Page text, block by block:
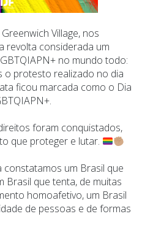
Village, nos
revolta considerada um
no mundo todo:
o protesto realizado no dia
ficou marcada como o Dia
foram conquistados,
que proteger e lutar.
constatamos um Brasil que
Brasil que tenta, de muitas
homoafetivo, um Brasil
de pessoas e de formas